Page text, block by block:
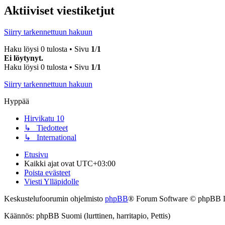
Aktiiviset viestiketjut
Siirry tarkennettuun hakuun
Haku löysi 0 tulosta • Sivu 1/1
Ei löytynyt.
Haku löysi 0 tulosta • Sivu 1/1
Siirry tarkennettuun hakuun
Hyppää
Hirvikatu 10
↳ Tiedotteet
↳ International
Etusivu
Kaikki ajat ovat UTC+03:00
Poista evästeet
Viesti Ylläpidolle
Keskustelufoorumin ohjelmisto phpBB® Forum Software © phpBB
Käännös: phpBB Suomi (lurttinen, harritapio, Pettis)